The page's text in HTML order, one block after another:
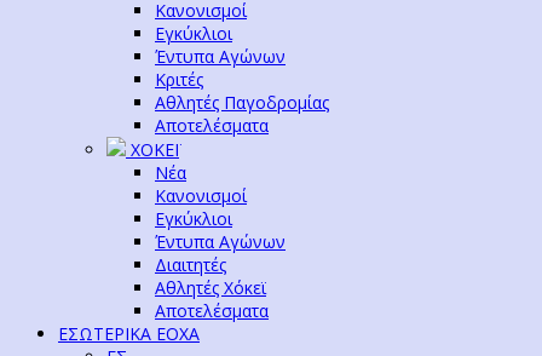
Κανονισμοί
Εγκύκλιοι
Έντυπα Αγώνων
Κριτές
Αθλητές Παγοδρομίας
Αποτελέσματα
ΧΟΚΕΪ
Νέα
Κανονισμοί
Εγκύκλιοι
Έντυπα Αγώνων
Διαιτητές
Αθλητές Χόκεϊ
Αποτελέσματα
ΕΣΩΤΕΡΙΚΑ ΕΟΧΑ